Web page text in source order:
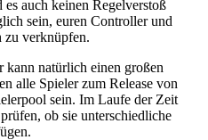
auch keinen Regelverstoß
sein, euren Controller und
zu verknüpfen.
natürlich einen großen
alle Spieler zum Release von
sein. Im Laufe der Zeit
ob sie unterschiedliche